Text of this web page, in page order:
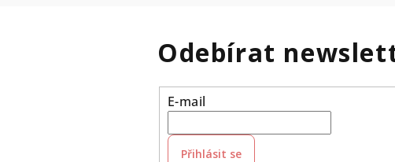
Odebírat
E-mail
Přihlásit se